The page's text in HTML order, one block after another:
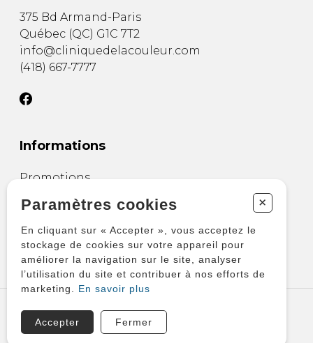
375 Bd Armand-Paris
Québec (QC) G1C 7T2
info@cliniquedelacouleur.com
(418) 667-7777
Informations
Promotions
Services
Nous joindre
Politique de cookies
PEINTURE BENJAMIN MOORE
PROPULSÉ PAR
Paramètres cookies +
En cliquant sur « Accepter », vous acceptez le
stockage de cookies sur votre appareil pour
améliorer la navigation sur le site, analyser
l’utilisation du site et contribuer à nos efforts de
marketing.
En savoir plus
Accepter Fermer